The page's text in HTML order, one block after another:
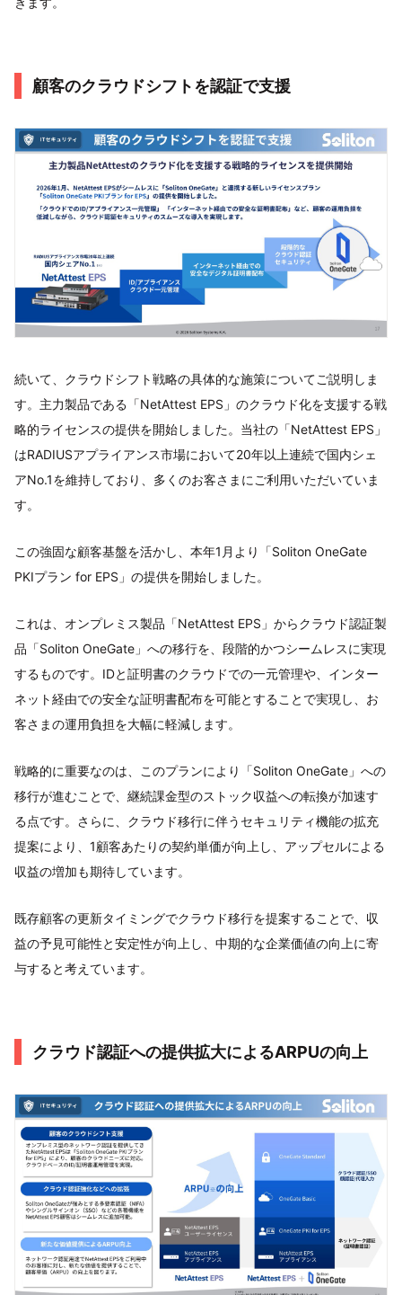
顧客のクラウドシフトを認証で支援
続いて、クラウドシフト戦略の具体的な施策についてご説明しま
す。主力製品である「NetAttest EPS」のクラウド化を支援する戦
略的ライセンスの提供を開始しました。当社の「NetAttest EPS」
はRADIUSアプライアンス市場において20年以上連続で国内シェ
アNo.1を維持しており、多くのお客さまにご利用いただいていま
す。
この強固な顧客基盤を活かし、本年1月より「Soliton OneGate
PKIプラン for EPS」の提供を開始しました。
これは、オンプレミス製品「NetAttest EPS」からクラウド認証製
品「Soliton OneGate」への移行を、段階的かつシームレスに実現
するものです。IDと証明書のクラウドでの一元管理や、インター
ネット経由での安全な証明書配布を可能とすることで実現し、お
客さまの運用負担を大幅に軽減します。
戦略的に重要なのは、このプランにより「Soliton OneGate」への
移行が進むことで、継続課金型のストック収益への転換が加速す
る点です。さらに、クラウド移行に伴うセキュリティ機能の拡充
提案により、1顧客あたりの契約単価が向上し、アップセルによる
収益の増加も期待しています。
既存顧客の更新タイミングでクラウド移行を提案することで、収
益の予見可能性と安定性が向上し、中期的な企業価値の向上に寄
与すると考えています。
クラウド認証への提供拡大によるARPUの向上